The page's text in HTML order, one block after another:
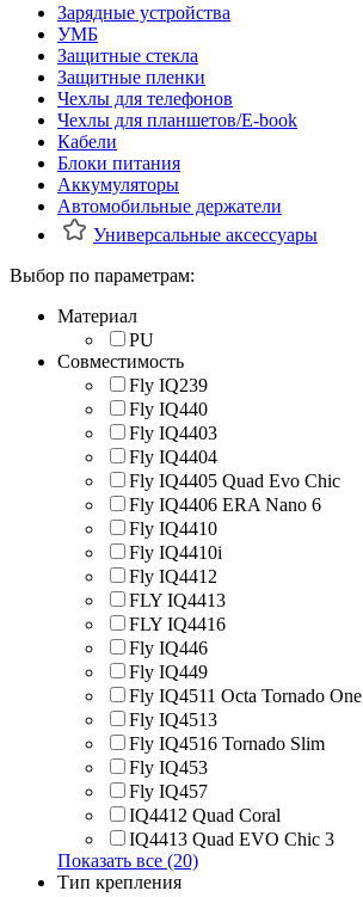
Зарядные устройства
УМБ
Защитные стекла
Защитные пленки
Чехлы для телефонов
Чехлы для планшетов/E-book
Кабели
Блоки питания
Аккумуляторы
Автомобильные держатели
Универсальные аксессуары
Выбор по параметрам:
Материал
PU
Совместимость
Fly IQ239
Fly IQ440
Fly IQ4403
Fly IQ4404
Fly IQ4405 Quad Evo Chic
Fly IQ4406 ERA Nano 6
Fly IQ4410
Fly IQ4410i
Fly IQ4412
FLY IQ4413
FLY IQ4416
Fly IQ446
Fly IQ449
Fly IQ4511 Octa Tornado One
Fly IQ4513
Fly IQ4516 Tornado Slim
Fly IQ453
Fly IQ457
IQ4412 Quad Coral
IQ4413 Quad EVO Chic 3
Показать все (20)
Тип крепления